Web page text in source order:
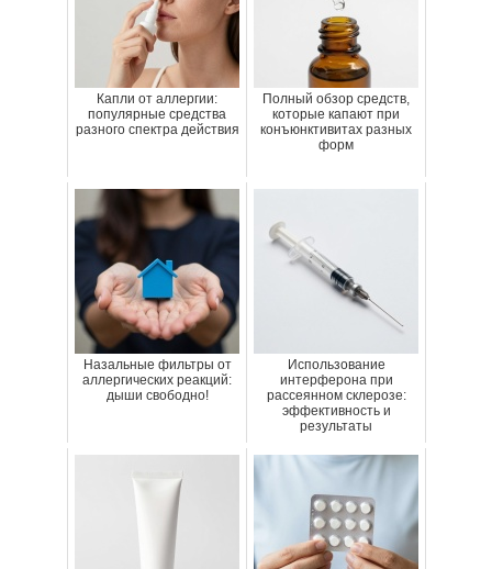
Капли от аллергии:
популярные средства
разного спектра действия
Полный обзор средств,
которые капают при
конъюнктивитах разных
форм
Назальные фильтры от
аллергических реакций:
дыши свободно!
Использование
интерферона при
рассеянном склерозе:
эффективность и
результаты